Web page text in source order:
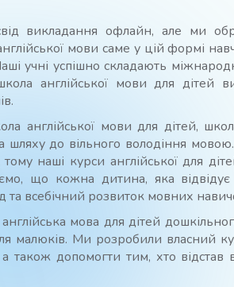
викладання офлайн, але ми
мови саме у цій формі
учні успішно складають
англійської мови для дітей
англійської мови для дітей,
шляху до вільного володіння
тому наші курси англійської для
що кожна дитина, яка
та всебічний розвиток мовних
мова для дітей
малюків. Ми розробили власний
також допомогти тим, хто